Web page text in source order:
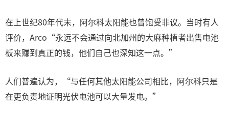
在上世纪80年代末，阿尔科太阳能也曾饱受非议。当时有人
评价，Arco“永远不会通过向北加州的大麻种植者出售电池
板来赚到真正的钱，他们自己也深知这一点。”
人们普遍认为，“与任何其他太阳能公司相比，阿尔科只是
在更负责地证明光伏电池可以大量发电。”